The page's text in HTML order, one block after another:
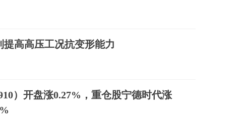
高高压工况抗变形能力
）开盘涨0.27%，重仓股宁德时代涨